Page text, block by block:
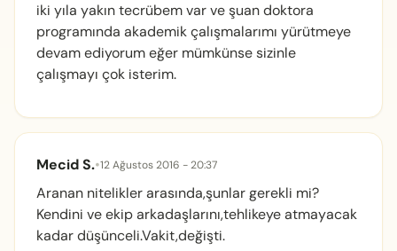
iki yıla yakın tecrübem var ve şuan doktora
programında akademik çalışmalarımı yürütmeye
devam ediyorum eğer mümkünse sizinle
çalışmayı çok isterim.
Mecid S.•12 Ağustos 2016 - 20:37
Aranan nitelikler arasında,şunlar gerekli mi?
Kendini ve ekip arkadaşlarını,tehlikeye atmayacak
kadar düşünceli.Vakit,değişti.